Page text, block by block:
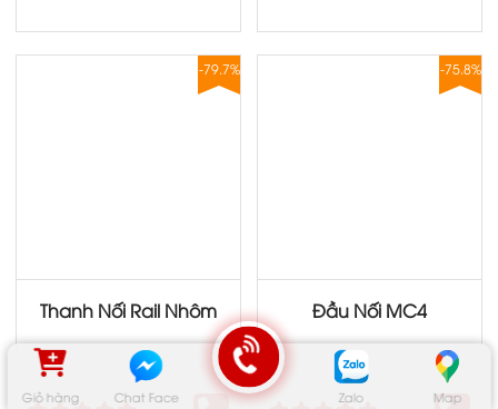
Giỏ hàng Chat Face Zalo Map
-79.7%
Thanh Nối Rail Nhôm
-75.8%
Đầu Nối MC4